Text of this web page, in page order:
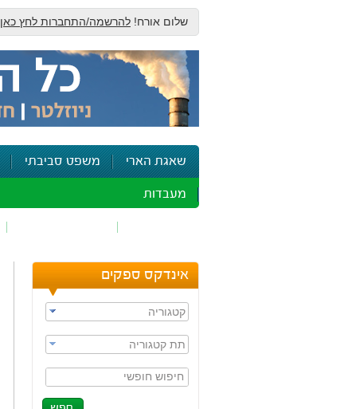
שלום אורח! להרשמה/התחברות לחץ כאן
שאגת הארי משפט סביבתי
מעבדות
אינדקס ספקים
קטגוריה
תת קטגוריה
חיפוש חופשי